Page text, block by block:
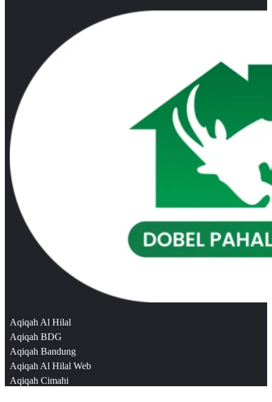
Aqiqah Al Hilal
Aqiqah BDG
Aqiqah Bandung
Aqiqah Al Hilal Web
Aqiqah Cimahi